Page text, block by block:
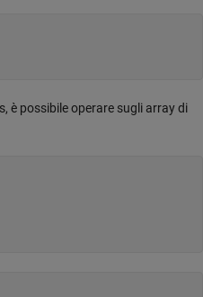
è possibile operare sugli array di